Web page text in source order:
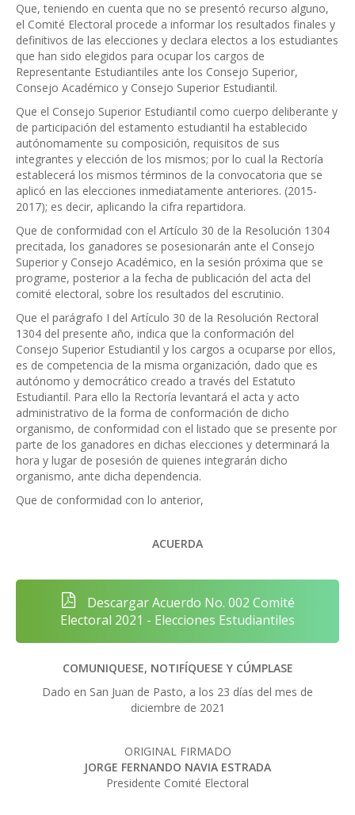
Que, teniendo en cuenta que no se presentó recurso alguno,
el Comité Electoral procede a informar los resultados finales y
definitivos de las elecciones y declara electos a los estudiantes
que han sido elegidos para ocupar los cargos de
Representante Estudiantiles ante los Consejo Superior,
Consejo Académico y Consejo Superior Estudiantil.
Que el Consejo Superior Estudiantil como cuerpo deliberante y
de participación del estamento estudiantil ha establecido
autónomamente su composición, requisitos de sus
integrantes y elección de los mismos; por lo cual la Rectoría
establecerá los mismos términos de la convocatoria que se
aplicó en las elecciones inmediatamente anteriores. (2015-
2017); es decir, aplicando la cifra repartidora.
Que de conformidad con el Artículo 30 de la Resolución 1304
precitada, los ganadores se posesionarán ante el Consejo
Superior y Consejo Académico, en la sesión próxima que se
programe, posterior a la fecha de publicación del acta del
comité electoral, sobre los resultados del escrutinio.
Que el parágrafo I del Artículo 30 de la Resolución Rectoral
1304 del presente año, indica que la conformación del
Consejo Superior Estudiantil y los cargos a ocuparse por ellos,
es de competencia de la misma organización, dado que es
autónomo y democrático creado a través del Estatuto
Estudiantil. Para ello la Rectoría levantará el acta y acto
administrativo de la forma de conformación de dicho
organismo, de conformidad con el listado que se presente por
parte de los ganadores en dichas elecciones y determinará la
hora y lugar de posesión de quienes integrarán dicho
organismo, ante dicha dependencia.
Que de conformidad con lo anterior,
ACUERDA
Descargar Acuerdo No. 002 Comité
Electoral 2021 - Elecciones Estudiantiles
COMUNIQUESE, NOTIFÍQUESE Y CÚMPLASE
Dado en San Juan de Pasto, a los 23 días del mes de
diciembre de 2021
ORIGINAL FIRMADO
JORGE FERNANDO NAVIA ESTRADA
Presidente Comité Electoral